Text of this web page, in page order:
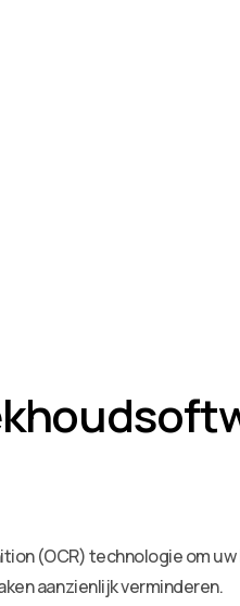
(OCR) technologie om
aanzienlijk verminderen.